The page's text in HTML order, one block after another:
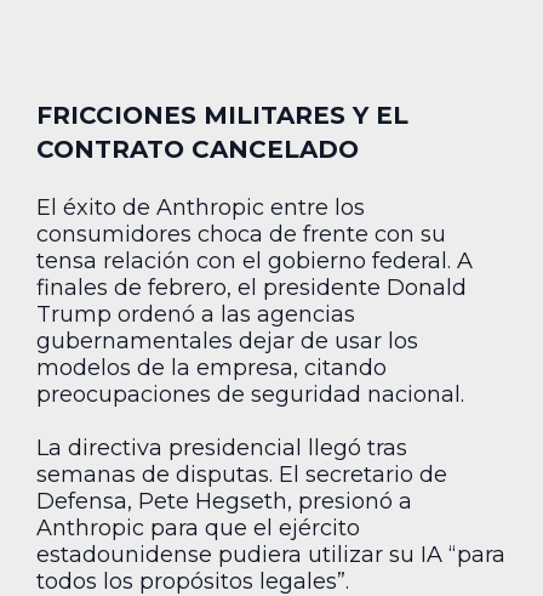
FRICCIONES MILITARES Y EL
CONTRATO CANCELADO
El éxito de Anthropic entre los
consumidores choca de frente con su
tensa relación con el gobierno federal. A
finales de febrero, el presidente Donald
Trump ordenó a las agencias
gubernamentales dejar de usar los
modelos de la empresa, citando
preocupaciones de seguridad nacional.
La directiva presidencial llegó tras
semanas de disputas. El secretario de
Defensa, Pete Hegseth, presionó a
Anthropic para que el ejército
estadounidense pudiera utilizar su IA “para
todos los propósitos legales”.